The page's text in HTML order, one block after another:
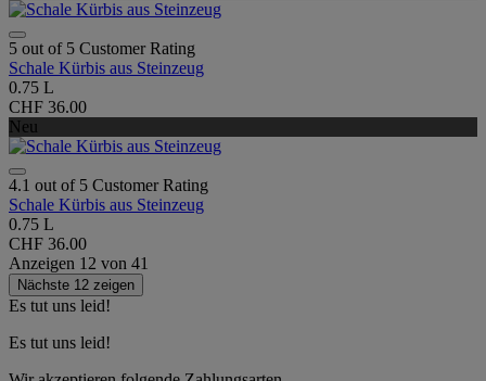
5 out of 5 Customer Rating
Schale Kürbis aus Steinzeug
0.75 L
CHF 36.00
Neu
4.1 out of 5 Customer Rating
Schale Kürbis aus Steinzeug
0.75 L
CHF 36.00
Anzeigen 12 von 41
Nächste 12 zeigen
Es tut uns leid!
Es tut uns leid!